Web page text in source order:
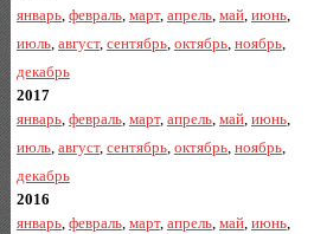
январь, февраль, март, апрель, май, июнь,
июль, август, сентябрь, октябрь, ноябрь,
декабрь
2017
январь, февраль, март, апрель, май, июнь,
июль, август, сентябрь, октябрь, ноябрь,
декабрь
2016
январь, февраль, март, апрель, май, июнь,